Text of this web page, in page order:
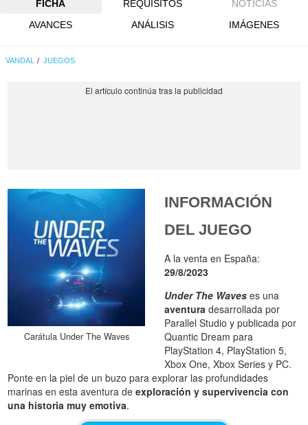
FICHA REQUISITOS
NOTICIAS
AVANCES
ANÁLISIS IMÁGENES
VANDAL JUEGOS
Carátula Under The Waves
INFORMACIÓN
DEL JUEGO
A la venta en España:
29/8/2023
Under The Waves es una
aventura desarrollada por
Parallel Studio y publicada por
Quantic Dream para
PlayStation 4, PlayStation 5,
Xbox One, Xbox Series y PC.
Ponte en la piel de un buzo para explorar las profundidades
marinas en esta aventura deexploración y supervivencia con
una historia muy emotiva.